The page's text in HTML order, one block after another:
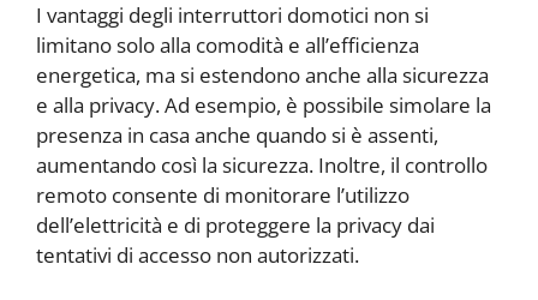
I vantaggi degli interruttori domotici non si
limitano solo alla comodità e all’efficienza
energetica, ma si estendono anche alla sicurezza
e alla privacy. Ad esempio, è possibile simolare la
presenza in casa anche quando si è assenti,
aumentando così la sicurezza. Inoltre, il controllo
remoto consente di monitorare l’utilizzo
dell’elettricità e di proteggere la privacy dai
tentativi di accesso non autorizzati.